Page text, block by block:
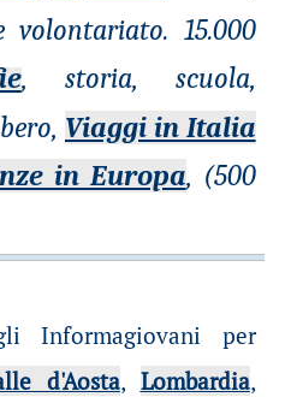
volontariato. 15.000
, storia, scuola,
Viaggi in Italia
in Europa, (500
Informagiovani per
d'Aosta, Lombardia,